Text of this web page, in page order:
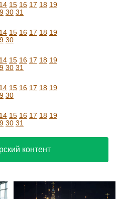
14 15 16 17 18 19
30 31
14 15 16 17 18 19
30
14 15 16 17 18 19
30 31
14 15 16 17 18 19
30
14 15 16 17 18 19
30 31
контент